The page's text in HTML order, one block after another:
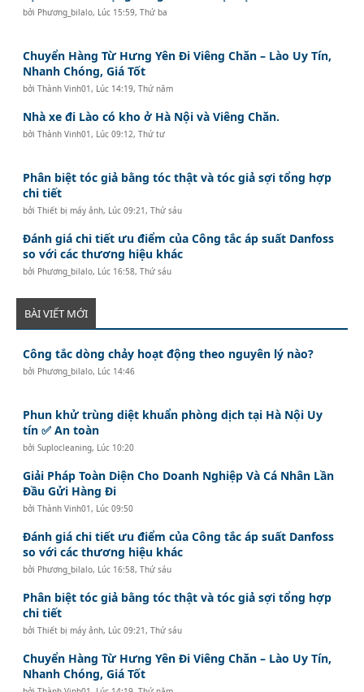
bởi Phương_bilalo, Lúc 15:59, Thứ ba
Chuyển Hàng Từ Hưng Yên Đi Viêng Chăn – Lào Uy Tín,
Nhanh Chóng, Giá Tốt
bởiThành Vinh01 , Lúc 14:19, Thứ năm
Nhà xe đi Lào có kho ở Hà Nội và Viêng Chăn.
bởiThành Vinh01 , Lúc 09:12, Thứ tư
Phân biệt tóc giả bằng tóc thật và tóc giả sợi tổng hợp
chi tiết
bởiThiết bị máy ảnh, Lúc 09:21, Thứ sáu
Đánh giá chi tiết ưu điểm của Công tắc áp suất Danfoss
so với các thương hiệu khác
bởi Phương_bilalo, Lúc 16:58, Thứ sáu
BÀI VIẾT MỚI
Công tắc dòng chảy hoạt động theo nguyên lý nào?
bởi Phương_bilalo, Lúc 14:46
Phun khử trùng diệt khuẩn phòng dịch tại Hà Nội Uy
tín ✅ An toàn
bởiSuplocleaning, Lúc 10:20
Giải Pháp Toàn Diện Cho Doanh Nghiệp Và Cá Nhân Lần
Đầu Gửi Hàng Đi
bởiThành Vinh01 , Lúc 09:50
Đánh giá chi tiết ưu điểm của Công tắc áp suất Danfoss
so với các thương hiệu khác
bởi Phương_bilalo, Lúc 16:58, Thứ sáu
Phân biệt tóc giả bằng tóc thật và tóc giả sợi tổng hợp
chi tiết
bởiThiết bị máy ảnh, Lúc 09:21, Thứ sáu
Chuyển Hàng Từ Hưng Yên Đi Viêng Chăn – Lào Uy Tín,
Nhanh Chóng, Giá Tốt